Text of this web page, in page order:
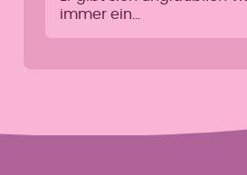
Abnehmen
Muskeln machen
Straffer
immer ein…